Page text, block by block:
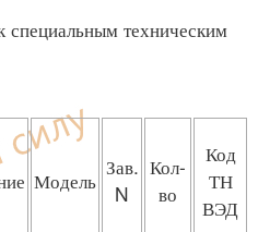
техническим
Модель
Зав.
N
Кол-
во
Код
ТН
ВЭД